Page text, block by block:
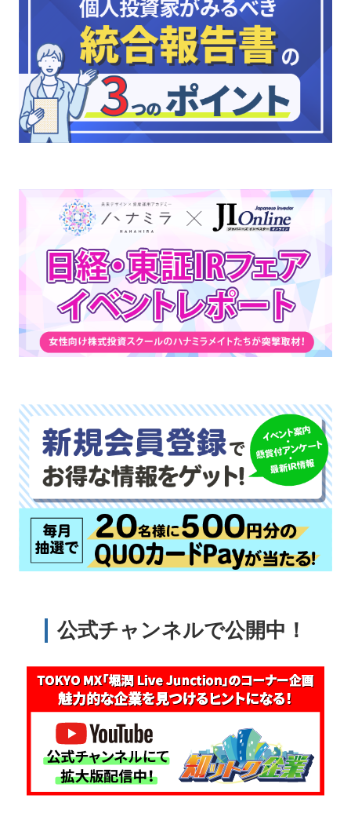
公式チャンネルで公開中！